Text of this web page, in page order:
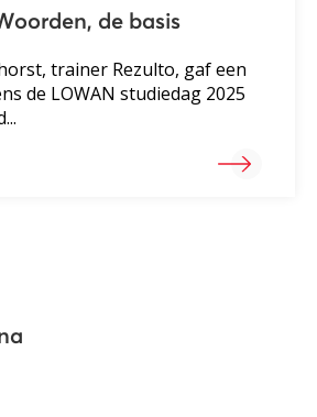
de basis
trainer Rezulto, gaf een
de LOWAN studiedag 2025